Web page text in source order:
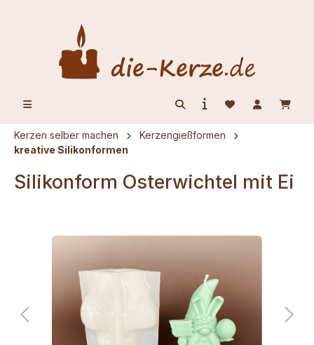
Kerzen selber machen
Kerzengießformen
kreative Silikonformen
Silikonform Osterwichtel mit Ei
Bildergalerie überspringen